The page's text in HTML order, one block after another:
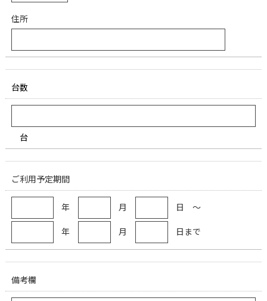
住所
台数
台
ご利用予定期間
年 月 日 ～
年 月 日まで
備考欄